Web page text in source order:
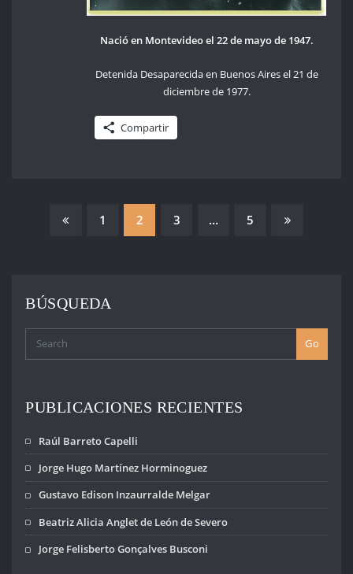
Nació en Montevideo el 22 de mayo de 1947.
Detenida Desaparecida en Buenos Aires el 21 de
diciembre de 1977.
Compartir
PAGINACIÓN
ENTRADAS
1 2 3 … 5
BÚSQUEDA
Go
PUBLICACIONES RECIENTES
Raúl Barreto Capelli
Jorge Hugo Martínez Horminoguez
Gustavo Edison Inzaurralde Melgar
Beatriz Alicia Anglet de León de Severo
Jorge Felisberto Gonçalves Busconi